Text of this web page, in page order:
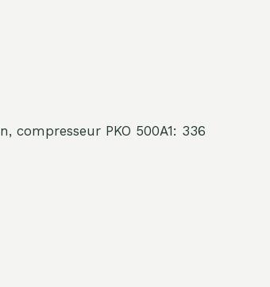
compresseur PKO 500A1: 336